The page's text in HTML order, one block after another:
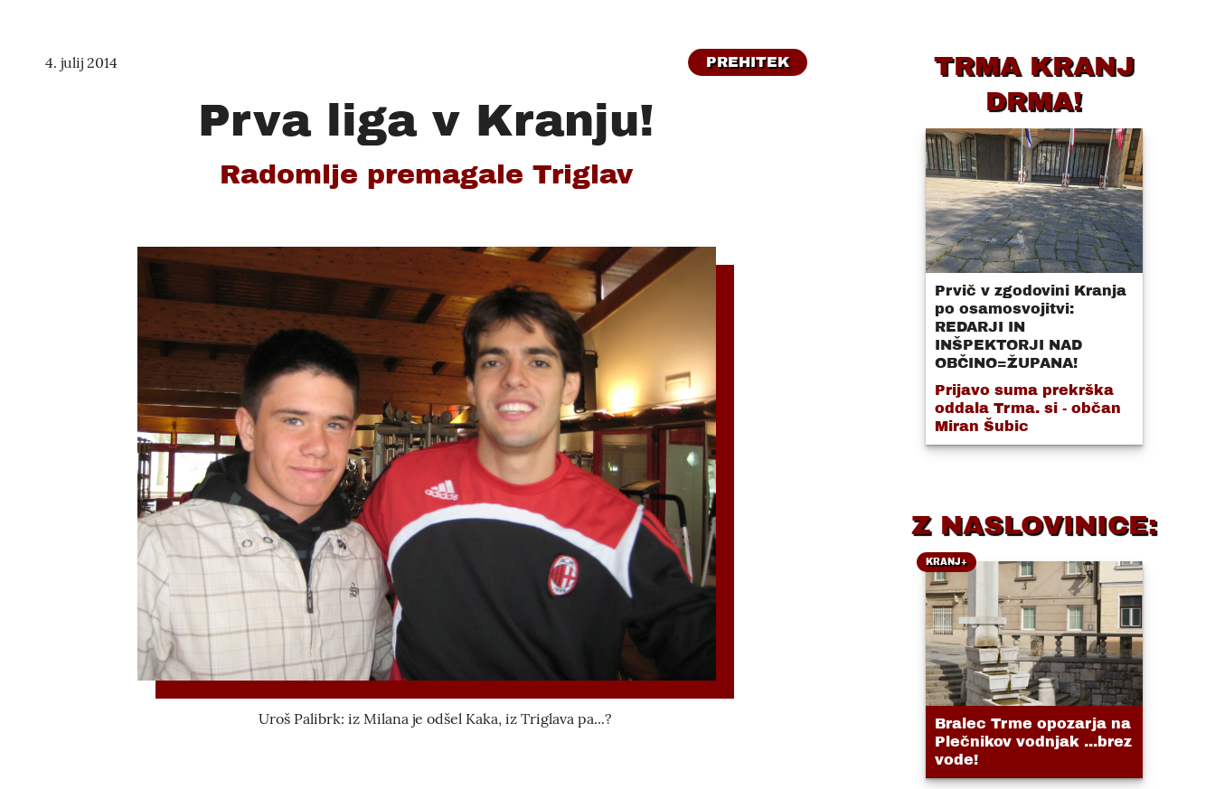
4. julij 2014 PREHITEK
Prva liga v Kranju!
Radomlje premagale Triglav
Uroš Palibrk: iz Milana je odšel Kaka, iz Triglava pa...?
TRMA KRANJ
DRMA!
Prvič v zgodovini Kranja
po osamosvojitvi:
REDARJI IN
INŠPEKTORJI NAD
OBČINO=ŽUPANA!
Prijavo suma prekrška
oddala Trma. si - občan
Miran Šubic
Z NASLOVINICE:
KRANJ+
Bralec Trme opozarja na
Plečnikov vodnjak ...brez
vode!